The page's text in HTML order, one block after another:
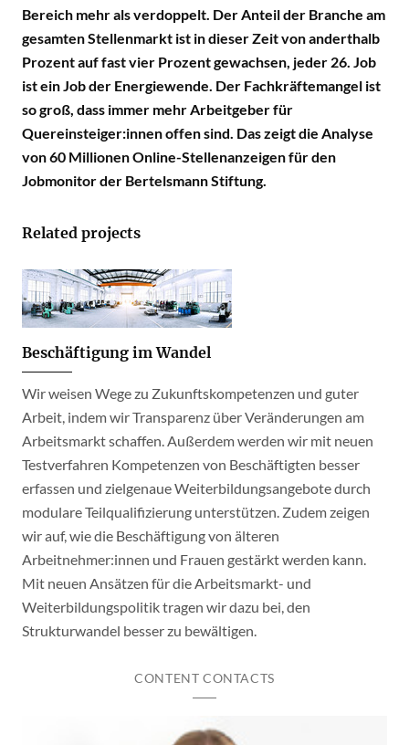
Bereich mehr als verdoppelt. Der Anteil der Branche am
gesamten Stellenmarkt ist in dieser Zeit von anderthalb
Prozent auf fast vier Prozent gewachsen, jeder 26. Job
ist ein Job der Energiewende. Der Fachkräftemangel ist
so groß, dass immer mehr Arbeitgeber für
Quereinsteiger:innen offen sind. Das zeigt die Analyse
von 60 Millionen Online-Stellenanzeigen für den
Jobmonitor der Bertelsmann Stiftung.
Related projects
Beschäftigung im Wandel
Wir weisen Wege zu Zukunftskompetenzen und guter
Arbeit, indem wir Transparenz über Veränderungen am
Arbeitsmarkt schaffen. Außerdem werden wir mit neuen
Testverfahren Kompetenzen von Beschäftigten besser
erfassen und zielgenaue Weiterbildungsangebote durch
modulare Teilqualifizierung unterstützen. Zudem zeigen
wir auf, wie die Beschäftigung von älteren
Arbeitnehmer:innen und Frauen gestärkt werden kann.
Mit neuen Ansätzen für die Arbeitsmarkt- und
Weiterbildungspolitik tragen wir dazu bei, den
Strukturwandel besser zu bewältigen.
CONTENT CONTACTS